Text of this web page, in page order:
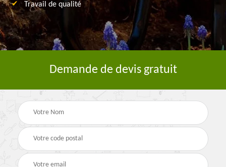
Travail de qualité
Demande de devis gratuit